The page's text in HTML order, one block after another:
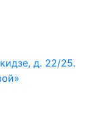
д. 22/25.